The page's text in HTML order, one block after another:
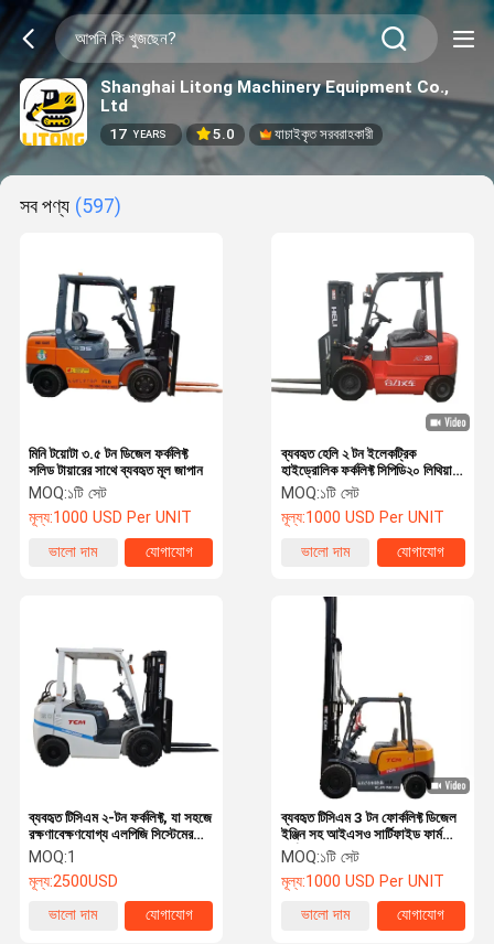
Shanghai Litong Machinery Equipment Co.,
Ltd
17 YEARS 5.0 যাচাইকৃত সরবরাহকারী
সব পণ্য (597)
মিনি টয়োটা ৩.৫ টন ডিজেল ফর্কলিফ্ট
সলিড টায়ারের সাথে ব্যবহৃত মূল জাপান
MOQ:১টি সেট
মূল্য:1000 USD Per UNIT
ভালো দাম
যোগাযোগ
ব্যবহৃত হেলি ২ টন ইলেকট্রিক
হাইড্রোলিক ফর্কলিফ্ট সিপিডি২০ লিথিয়াম
ব্যাটারি সহ
MOQ:১টি সেট
মূল্য:1000 USD Per UNIT
ভালো দাম
যোগাযোগ
ব্যবহৃত টিসিএম ২-টন ফর্কলিফ্ট, যা সহজে
রক্ষণাবেক্ষণযোগ্য এলপিজি সিস্টেমের
সাথে সজ্জিত
MOQ:1
মূল্য:2500USD
ভালো দাম
যোগাযোগ
ব্যবহৃত টিসিএম 3 টন ফোর্কলিফ্ট ডিজেল
ইঞ্জিন সহ আইএসও সার্টিফাইড ফার্ম
নির্মাণ রেস্তোঁরা
MOQ:১টি সেট
মূল্য:1000 USD Per UNIT
ভালো দাম
যোগাযোগ